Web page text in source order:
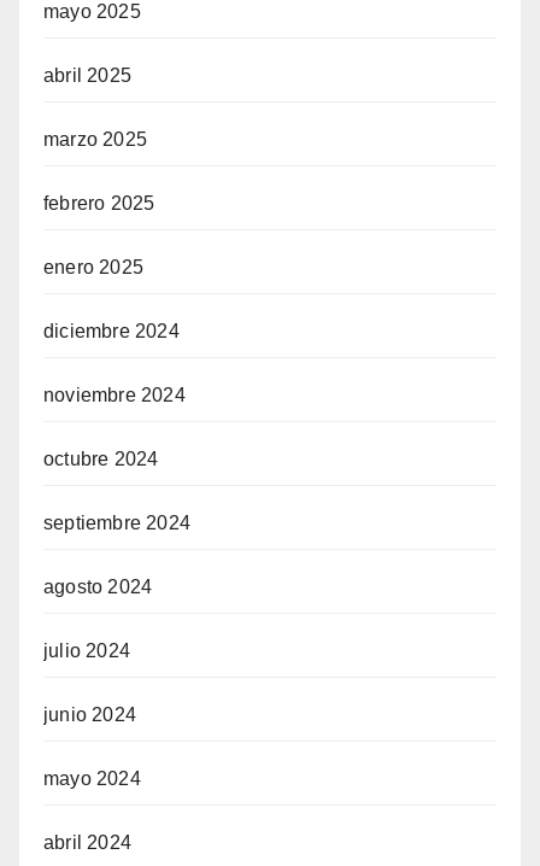
mayo 2025
abril 2025
marzo 2025
febrero 2025
enero 2025
diciembre 2024
noviembre 2024
octubre 2024
septiembre 2024
agosto 2024
julio 2024
junio 2024
mayo 2024
abril 2024